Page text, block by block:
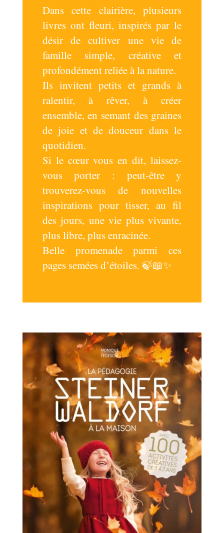
Dans cette clairière, plusieurs
livres ont fleuri, inspirés par le
désir de cultiver une vie de
famille simple, créative et
profondément reliée à la nature.
Ils invitent petits et grands à
ralentir, à rêver, à créer
ensemble, en semant des graines
de joie et de douceur dans le
quotidien.
Si le cœur vous en dit, laissez-
vous porter : peut-être y
trouverez-vous de nouvelles
inspirations pour tisser, au fil
des jours, une vie plus vivante,
plus libre, plus enracinée.
Belle promenade parmi ces
pages semées d’étoiles. 🍃📖✨